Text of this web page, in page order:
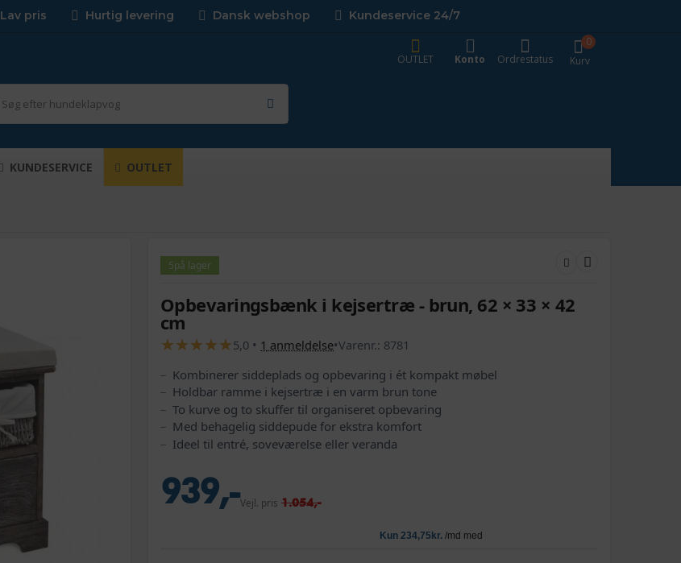
Lav pris Hurtig levering Dansk webshop Kundeservice 24/7
Kurv
0
OUTLET
Konto Ordrestatus
KUNDESERVICE OUTLET
5på lager
Opbevaringsbænk i kejsertræ - brun, 62 × 33 × 42
cm
★
★★
★★
★★
★★
★5,0 • 1 anmeldelse•Varenr.: 8781
Kombinerer siddeplads og opbevaring i ét kompakt møbel
Holdbar ramme i kejsertræ i en varm brun tone
To kurve og to skuffer til organiseret opbevaring
Med behagelig siddepude for ekstra komfort
Ideel til entré, soveværelse eller veranda
939,-Vejl. pris 1.054,-